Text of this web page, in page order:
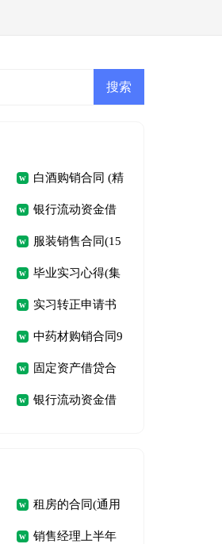
白酒购销合同 (精
选10篇)
银行流动资金借
贷合同通用5篇
服装销售合同(15
篇) 毕业实习心得(集
合15篇)
实习转正申请书
(15篇)中药材购销合同9
篇 固定资产借贷合
同精选8篇
银行流动资金借
租房的合同(通用
15篇)销售经理上半年